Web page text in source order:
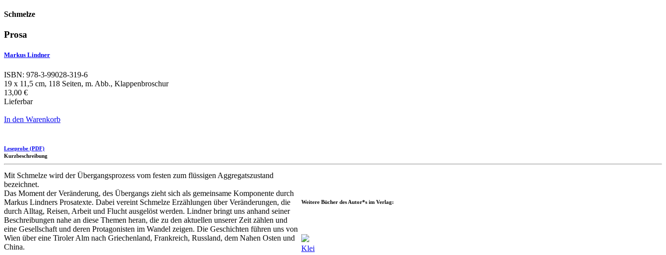
Schmelze
Prosa
Markus Lindner
ISBN: 978-3-99028-319-6
19 x 11,5 cm, 118 Seiten, m. Abb., Klappenbroschur
13,00 €
Lieferbar
In den Warenkorb
Leseprobe (PDF)
Kurzbeschreibung
Mit Schmelze wird der Übergangsprozess vom festen zum flüssigen Aggregatszustand
bezeichnet.
Das Moment der Veränderung, des Übergangs zieht sich als gemeinsame Komponente durch
Markus Lindners Prosatexte. Dabei vereint Schmelze Erzählungen über Veränderungen, die
durch Alltag, Reisen, Arbeit und Flucht ausgelöst werden. Lindner bringt uns anhand seiner
Beschreibungen nahe an diese Themen heran, die zu den aktuellen unserer Zeit zählen und
eine Gesellschaft und deren Protagonisten im Wandel zeigen. Die Geschichten führen uns von
Wien über eine Tiroler Alm nach Griechenland, Frankreich, Russland, dem Nahen Osten und
China.
Weitere Bücher des Autor*s im Verlag:
Klei